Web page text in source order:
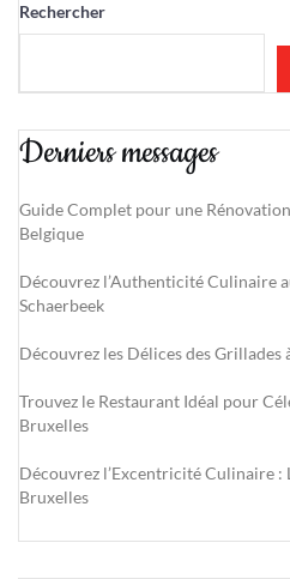
Rechercher
Derniers messages
Guide Complet pour une
Belgique
Découvrez l’Authenticité Culinaire
Schaerbeek
Découvrez les Délices des Grillades
Trouvez le Restaurant Idéal pour
Bruxelles
Découvrez l’Excentricité Culinaire :
Bruxelles